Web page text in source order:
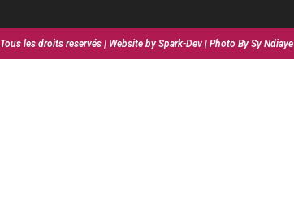
les droits reservés | Website by Spark-Dev | Photo By Sy Ndiaye